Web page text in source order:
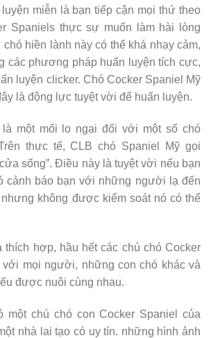
miễn là bạn tiếp cận mọi thứ theo
Spaniels thực sự muốn làm hài lòng
hiền lành này có thể khá nhạy cảm,
các phương pháp huấn luyện tích cực,
luyện clicker. Chó Cocker Spaniel Mỹ
là động lực tuyệt vời để huấn luyện.
một mối lo ngại đối với một số chó
thực tế, CLB chó Spaniel Mỹ gọi
sống”. Điều này là tuyệt vời nếu bạn
cảnh báo bạn với những người lạ đến
không được kiểm soát nó có thể
hợp, hầu hết các chú chó Cocker
với mọi người, những con chó khác và
được nuôi cùng nhau.
một chú chó con Cocker Spaniel của
nhà lai tạo có uy tín. những hình ảnh